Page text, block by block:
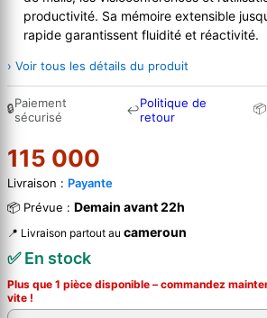
productivité. Sa mémoire extensible
rapide garantissent fluidité et réactivité.
› Voir tous les détails du produit
🔒Paiement
sécurisé
↩Politique de
retour
📦
115 000
Livraison : Payante
📦 Prévue : Demain avant 22h
📍 Livraison partout au cameroun
✅ En stock
Plus que 1 pièce disponible – commandez
vite !